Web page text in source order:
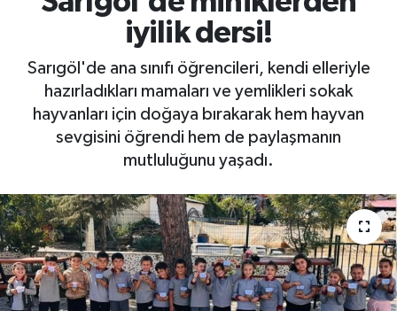
iyilik dersi!
Sarıgöl'de ana sınıfı öğrencileri, kendi elleriyle
hazırladıkları mamaları ve yemlikleri sokak
hayvanları için doğaya bırakarak hem hayvan
sevgisini öğrendi hem de paylaşmanın
mutluluğunu yaşadı.
RESMİ İLAN
BİLİM VE TEKNOLOJİ
RESMİ İLAN
Yaşam
Tarih
Dünya
İletişim
Künye